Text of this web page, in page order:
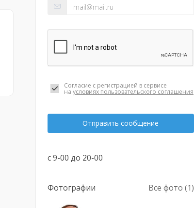
Согласие с регистрацией в сервисе
на условиях пользовательского соглашения
Отправить сообщение
с 9-00 до 20-00
Фотографии Все фото (1)